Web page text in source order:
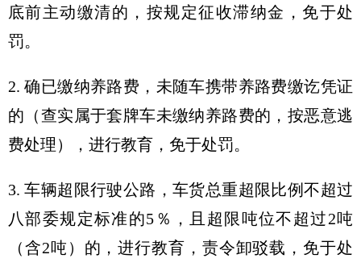
底前主动缴清的，按规定征收滞纳金，免于处
罚。
2. 确已缴纳养路费，未随车携带养路费缴讫凭证
的（查实属于套牌车未缴纳养路费的，按恶意逃
费处理），进行教育，免于处罚。
3. 车辆超限行驶公路，车货总重超限比例不超过
八部委规定标准的5％，且超限吨位不超过2吨
（含2吨）的，进行教育，责令卸驳载，免于处